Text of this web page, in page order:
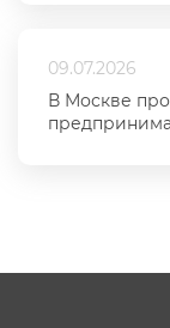
09.07.2026
В Москве